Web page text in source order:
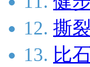
12. 撕
13. 比